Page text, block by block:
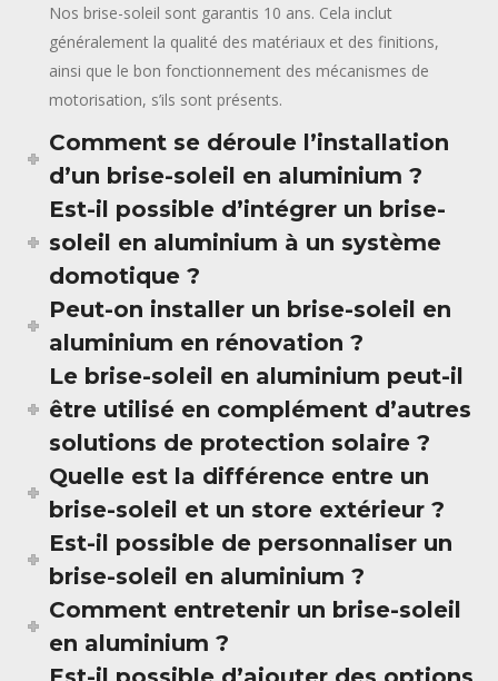
Nos brise-soleil sont garantis 10 ans. Cela inclut
généralement la qualité des matériaux et des finitions,
ainsi que le bon fonctionnement des mécanismes de
motorisation, s’ils sont présents.
Comment se déroule l’installation
d’un brise-soleil en aluminium ?
Est-il possible d’intégrer un brise-
soleil en aluminium à un système
domotique ?
Peut-on installer un brise-soleil en
aluminium en rénovation ?
Le brise-soleil en aluminium peut-il
être utilisé en complément d’autres
solutions de protection solaire ?
Quelle est la différence entre un
brise-soleil et un store extérieur ?
Est-il possible de personnaliser un
brise-soleil en aluminium ?
Comment entretenir un brise-soleil
en aluminium ?